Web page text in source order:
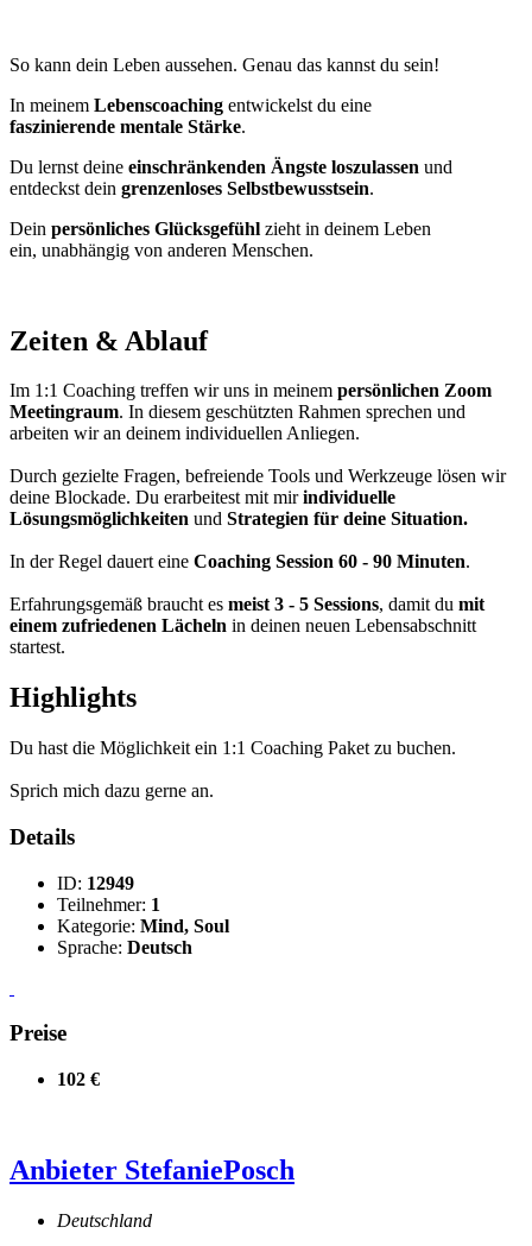
So kann dein Leben aussehen. Genau das kannst du sein!
In meinem Lebenscoaching entwickelst du eine
faszinierende mentale Stärke.
Du lernst deine einschränkenden Ängste loszulassen und
entdeckst dein grenzenloses Selbstbewusstsein.
​Dein persönliches Glücksgefühl zieht in deinem Leben
ein, unabhängig von anderen Menschen.
Zeiten & Ablauf
Im 1:1 Coaching treffen wir uns in meinem persönlichen Zoom
Meetingraum. In diesem geschützten Rahmen sprechen und
arbeiten wir an deinem individuellen Anliegen.
Durch gezielte Fragen, befreiende Tools und Werkzeuge lösen wir
deine Blockade. Du erarbeitest mit mirindividuelle
Lösungsmöglichkeiten und Strategien für deine Situation.
In der Regel dauert eine Coaching Session 60 - 90 Minuten.
Erfahrungsgemäß braucht es meist 3 - 5 Sessions, damit du mit
einem zufriedenen Lächeln in deinen neuen Lebensabschnitt
startest.
Highlights
Du hast die Möglichkeit ein 1:1 Coaching Paket zu buchen.
Sprich mich dazu gerne an.
Details
ID: 12949
Teilnehmer: 1
Kategorie: Mind, Soul
Sprache: Deutsch
Preise
102 €
Anbieter StefaniePosch
Deutschland